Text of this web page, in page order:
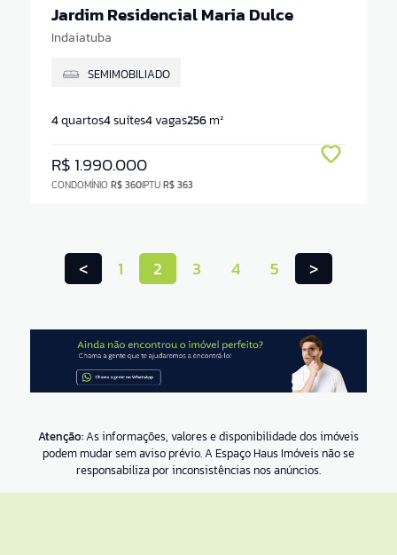
Jardim Residencial Maria Dulce
Indaiatuba
SEMIMOBILIADO
4quartos4suítes4vagas256m²
R$ 1.990.000
CONDOMÍNIOR$ 360IPTUR$ 363
< 1 2 3 4 5 >
Atenção:As informações, valores e disponibilidade dos imóveis
podem mudar sem aviso prévio. A Espaço Haus Imóveis não se
responsabiliza por inconsistências nos anúncios.